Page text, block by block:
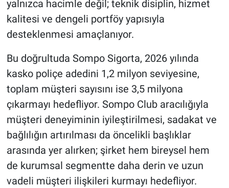
yalnızca hacimle değil; teknik disiplin, hizmet
kalitesi ve dengeli portföy yapısıyla
desteklenmesi amaçlanıyor.
Bu doğrultuda Sompo Sigorta, 2026 yılında
kasko poliçe adedini 1,2 milyon seviyesine,
toplam müşteri sayısını ise 3,5 milyona
çıkarmayı hedefliyor. Sompo Club aracılığıyla
müşteri deneyiminin iyileştirilmesi, sadakat ve
bağlılığın artırılması da öncelikli başlıklar
arasında yer alırken; şirket hem bireysel hem
de kurumsal segmentte daha derin ve uzun
vadeli müşteri ilişkileri kurmayı hedefliyor.